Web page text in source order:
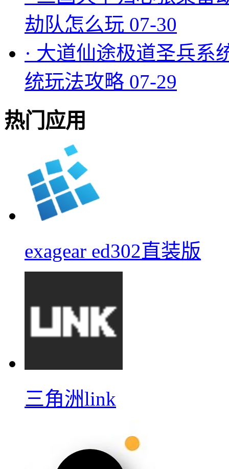
劫队怎么玩 07-30
· 大道仙途极道圣兵系
统玩法攻略 07-29
热门应用
exagear ed302直装版
三角洲link